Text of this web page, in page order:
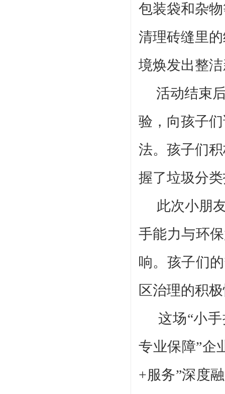
包装袋和杂
清理砖缝里
境焕发出整
活动结束后
验，向孩子
法。孩子们
握了垃圾分
此次小朋友
手能力与环
响。孩子们
区治理的积
这场“小
专业保障”企
+服务”深度